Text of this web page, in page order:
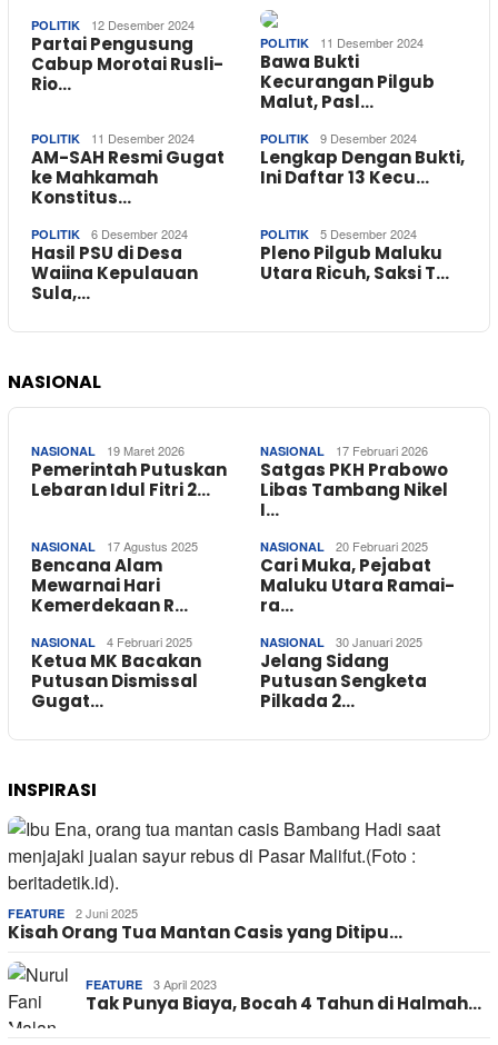
POLITIK 12 Desember 2024
Partai Pengusung
Cabup Morotai Rusli-
Rio…
POLITIK 11 Desember 2024
Bawa Bukti
Kecurangan Pilgub
Malut, Pasl…
POLITIK 11 Desember 2024
AM-SAH Resmi Gugat
ke Mahkamah
Konstitus…
POLITIK 9 Desember 2024
Lengkap Dengan Bukti,
Ini Daftar 13 Kecu…
POLITIK 6 Desember 2024
Hasil PSU di Desa
Waiina Kepulauan
Sula,…
POLITIK 5 Desember 2024
Pleno Pilgub Maluku
Utara Ricuh, Saksi T…
NASIONAL
NASIONAL 19 Maret 2026
Pemerintah Putuskan
Lebaran Idul Fitri 2…
NASIONAL 17 Februari 2026
Satgas PKH Prabowo
Libas Tambang Nikel
I…
NASIONAL 17 Agustus 2025
Bencana Alam
Mewarnai Hari
Kemerdekaan R…
NASIONAL 20 Februari 2025
Cari Muka, Pejabat
Maluku Utara Ramai-
ra…
NASIONAL 4 Februari 2025
Ketua MK Bacakan
Putusan Dismissal
Gugat…
NASIONAL 30 Januari 2025
Jelang Sidang
Putusan Sengketa
Pilkada 2…
INSPIRASI
FEATURE 2 Juni 2025
Kisah Orang Tua Mantan Casis yang Ditipu…
FEATURE 3 April 2023
Tak Punya Biaya, Bocah 4 Tahun di Halmah…